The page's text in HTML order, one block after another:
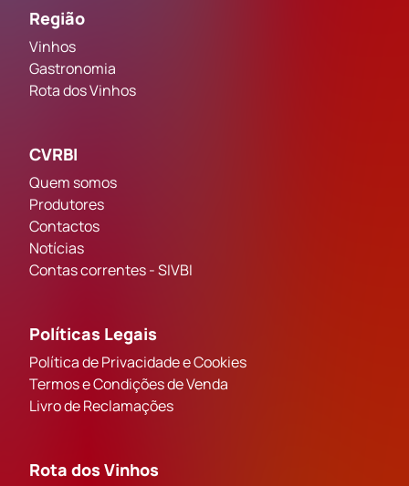
Região
Vinhos
Gastronomia
Rota dos Vinhos
CVRBI
Quem somos
Produtores
Contactos
Notícias
Contas correntes - SIVBI
Políticas Legais
Política de Privacidade e Cookies
Termos e Condições de Venda
Livro de Reclamações
Rota dos Vinhos